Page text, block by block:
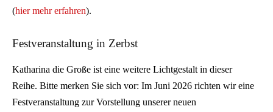
(hier mehr erfahren).
Festveranstaltung in Zerbst
Katharina die Große ist eine weitere Lichtgestalt in dieser
Reihe. Bitte merken Sie sich vor: Im Juni 2026 richten wir eine
Festveranstaltung zur Vorstellung unserer neuen